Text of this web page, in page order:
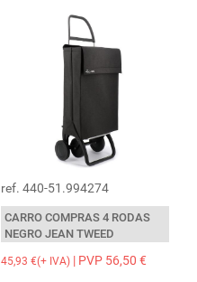
ref. 440-51.994274
CARRO COMPRAS 4 RODAS
NEGRO JEAN TWEED
45,93 €(+ IVA)| PVP 56,50 €